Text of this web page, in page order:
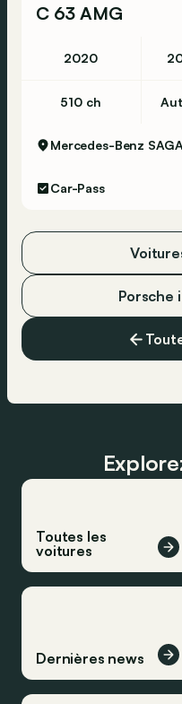
C 63 AMG
2020
510 ch
Mercedes-Benz
Car-Pass
Porsche
Toutes les
voitures
Dernières news